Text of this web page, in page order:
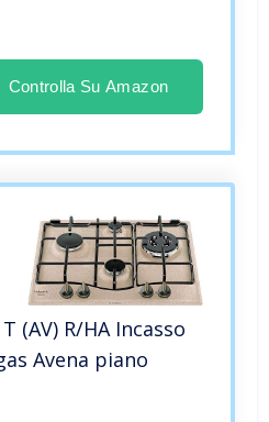
Controlla Su Amazon
(AV) R/HA Incasso
Avena piano